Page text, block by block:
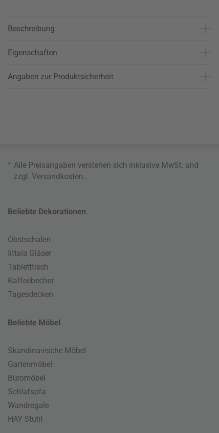
Beschreibung
Eigenschaften
Angaben zur Produktsicherheit
* Alle Preisangaben verstehen sich inklusive MwSt. und
zzgl. Versandkosten
Beliebte Dekorationen
Obstschalen
Iittala Gläser
Tabletttisch
Kaffeebecher
Tagesdecken
Beliebte Möbel
Skandinavische Möbel
Gartenmöbel
Büromöbel
Schlafsofa
Wandregale
HAY Stuhl